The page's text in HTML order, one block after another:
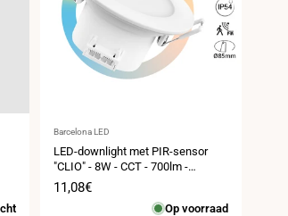
Leverancier:
Barcelona LED
LED-downlight met PIR-sensor
"CLIO" - 8W - CCT - 700lm -
Inbouwmaat Ø85mm - IP54
Verkoopprijs
11,08€
Op voorraad